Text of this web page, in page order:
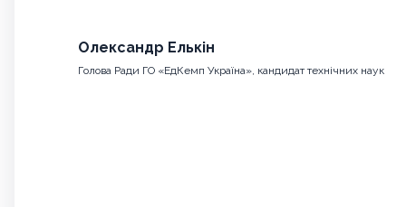
Олександр Елькін
Голова Ради ГО «ЕдКемп Україна», кандидат технічних наук